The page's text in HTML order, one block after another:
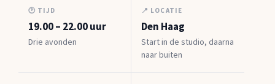
🕐 TIJD
19.00 – 22.00 uur
Drie avonden
📍 LOCATIE
Den Haag
Start in de studio, daarna
naar buiten